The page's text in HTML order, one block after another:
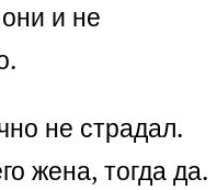
и не
не страдал.
жена, тогда да.